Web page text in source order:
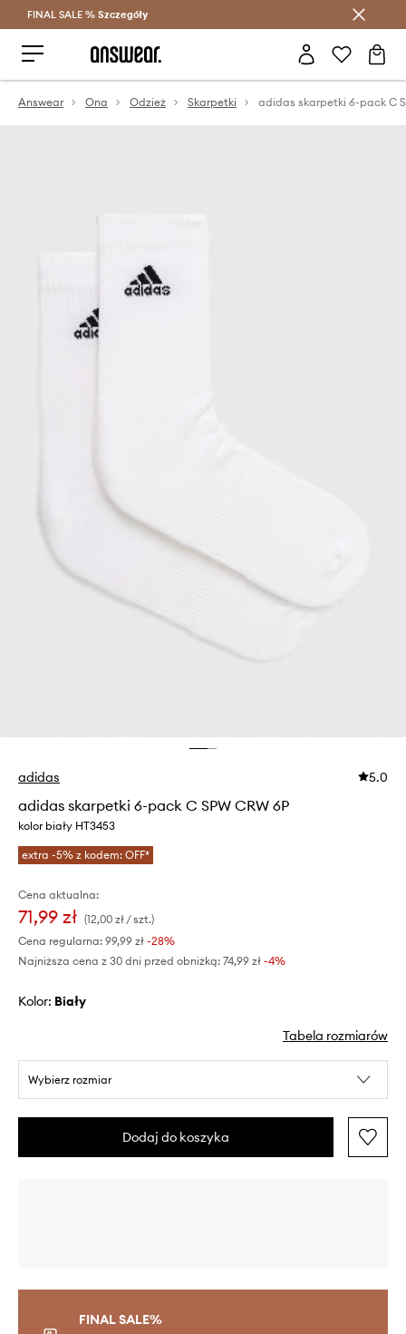
Oszczędzaj z Answear Club >
FINAL SALE % Szczegóły
Answear Ona Odzież Skarpetki
adidas 5.0
adidas skarpetki 6-pack C SPW CRW 6P
kolor biały HT3453
extra -5% z kodem: OFF*
Cena aktualna:
71,99 zł (12,00 zł / szt.)
Cena regularna: 99,99 zł -28%
Najniższa cena z 30 dni przed obniżką: 74,99 zł -4%
Kolor: biały
Tabela rozmiarów
Wybierz rozmiar
Dodaj do koszyka
FINAL SALE%